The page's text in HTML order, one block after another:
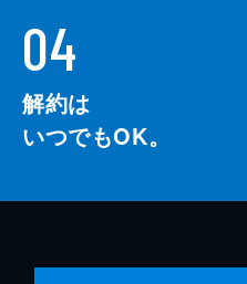
04
解約は
いつでもOK。